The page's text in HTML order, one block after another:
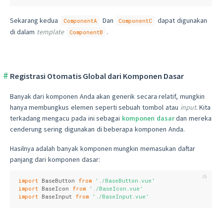
Sekarang kedua ComponentA Dan ComponentC
dapat digunakan
di dalam template ComponentB .
Registrasi Otomatis Global dari Komponen Dasar
Banyak dari komponen Anda akan generik secara relatif, mungkin
hanya membungkus elemen seperti sebuah tombol atau input. Kita
terkadang mengacu pada ini sebagai komponen dasardan mereka
cenderung sering digunakan di beberapa komponen Anda.
Hasilnya adalah banyak komponen mungkin memasukan daftar
panjang dari komponen dasar:
import BaseButton from
'./BaseButton.vue'
import BaseIcon from
'./BaseIcon.vue'
import BaseInput from './BaseInput.vue'